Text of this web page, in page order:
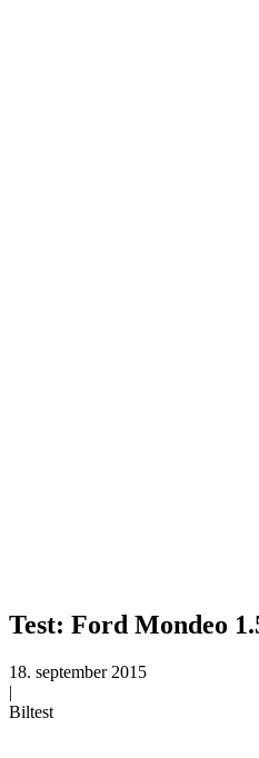
Test: Ford Mondeo
18. september 2015
|
Biltest